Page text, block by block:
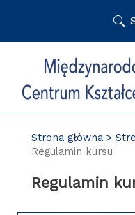
Strona główna
Regulamin kursu
Regulamin